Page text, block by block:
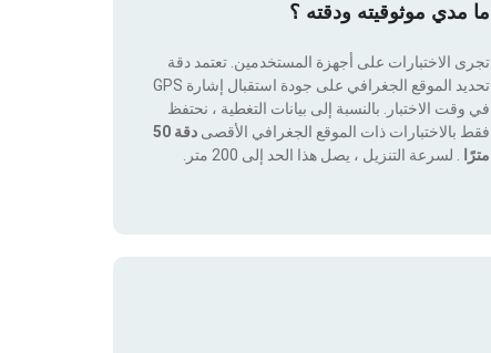
ما مدي موثوقيته ودقته ؟
تجرى الاختبارات على أجهزة المستخدمين. تعتمد دقة
تحديد الموقع الجغرافي على جودة استقبال إشارة GPS
في وقت الاختبار. بالنسبة إلى بيانات التغطية ، نحتفظ
فقط بالاختبارات ذات الموقع الجغرافي الأقصى
دقة 50
مترًا
. لسرعة التنزيل ، يصل هذا الحد إلى 200 متر.